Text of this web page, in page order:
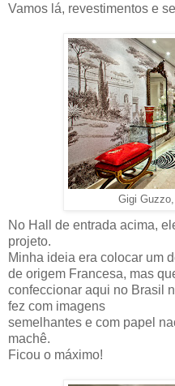
Vamos lá, revestimentos e
Gigi
No Hall de entrada acima,
projeto.
Minha ideia era colocar um
de origem Francesa, mas
confeccionar aqui no Brasil
fez com imagens
semelhantes e com papel
machê.
Ficou o máximo!